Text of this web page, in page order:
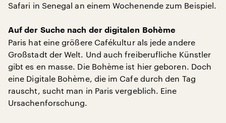
Safari in Senegal an einem Wochenende zum Beispiel.
Auf der Suche nach der digitalen Bohème
Paris hat eine größere Cafékultur als jede andere
Großstadt der Welt. Und auch freiberufliche Künstler
gibt es en masse. Die Bohème ist hier geboren. Doch
eine Digitale Bohème, die im Cafe durch den Tag
rauscht, sucht man in Paris vergeblich. Eine
Ursachenforschung.